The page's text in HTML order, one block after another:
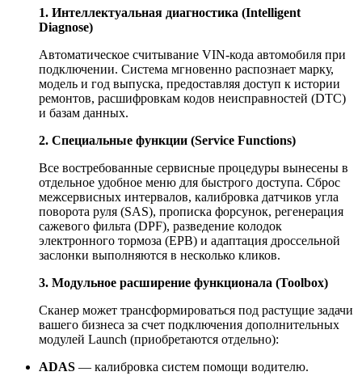
1. Интеллектуальная диагностика (Intelligent
Diagnose)
Автоматическое считывание VIN-кода автомобиля при
подключении. Система мгновенно распознает марку,
модель и год выпуска, предоставляя доступ к истории
ремонтов, расшифровкам кодов неисправностей (DTC)
и базам данных.
2. Специальные функции (Service Functions)
Все востребованные сервисные процедуры вынесены в
отдельное удобное меню для быстрого доступа. Сброс
межсервисных интервалов, калибровка датчиков угла
поворота руля (SAS), прописка форсунок, регенерация
сажевого фильта (DPF), разведение колодок
электронного тормоза (EPB) и адаптация дроссельной
заслонки выполняются в несколько кликов.
3. Модульное расширение функционала (Toolbox)
Сканер может трансформироваться под растущие задачи
вашего бизнеса за счет подключения дополнительных
модулей Launch (приобретаются отдельно):
ADAS — калибровка систем помощи водителю.